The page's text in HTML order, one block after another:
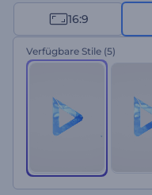
erleben Sie die Kraft einer
16:9
Verfügbare Stile (5)